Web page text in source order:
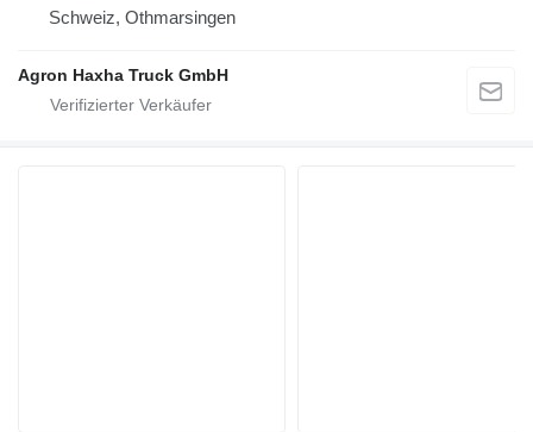
Schweiz, Othmarsingen
Agron Haxha Truck GmbH